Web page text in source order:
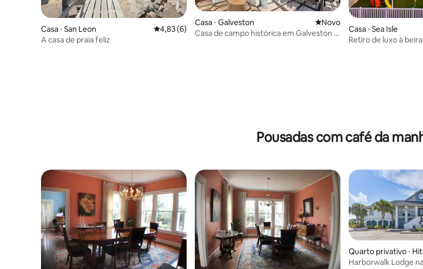
Casa ⋅ San Leon 4,83 de uma avaliação média de 5, 6 avaliações
4,83 (6)
A casa de praia feliz
Casa ⋅ Galveston Novo lugar para ficar
Novo
Casa de campo histórica em Galveston |
Casa ⋅ Sea Isle
Retiro de luxo à
Pousadas com café da
Quarto privativo ⋅
Harborwalk Lodge